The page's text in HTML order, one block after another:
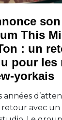
son
This
: un
pour les
yorkais
années
avec un